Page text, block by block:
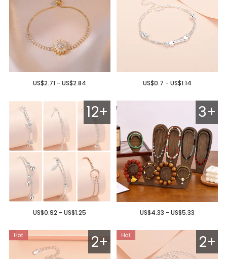
US$2.71 - US$2.84 US$0.7 - US$1.14
12+
US$0.92 - US$1.25
3+
US$4.33 - US$5.33
2+ 2+